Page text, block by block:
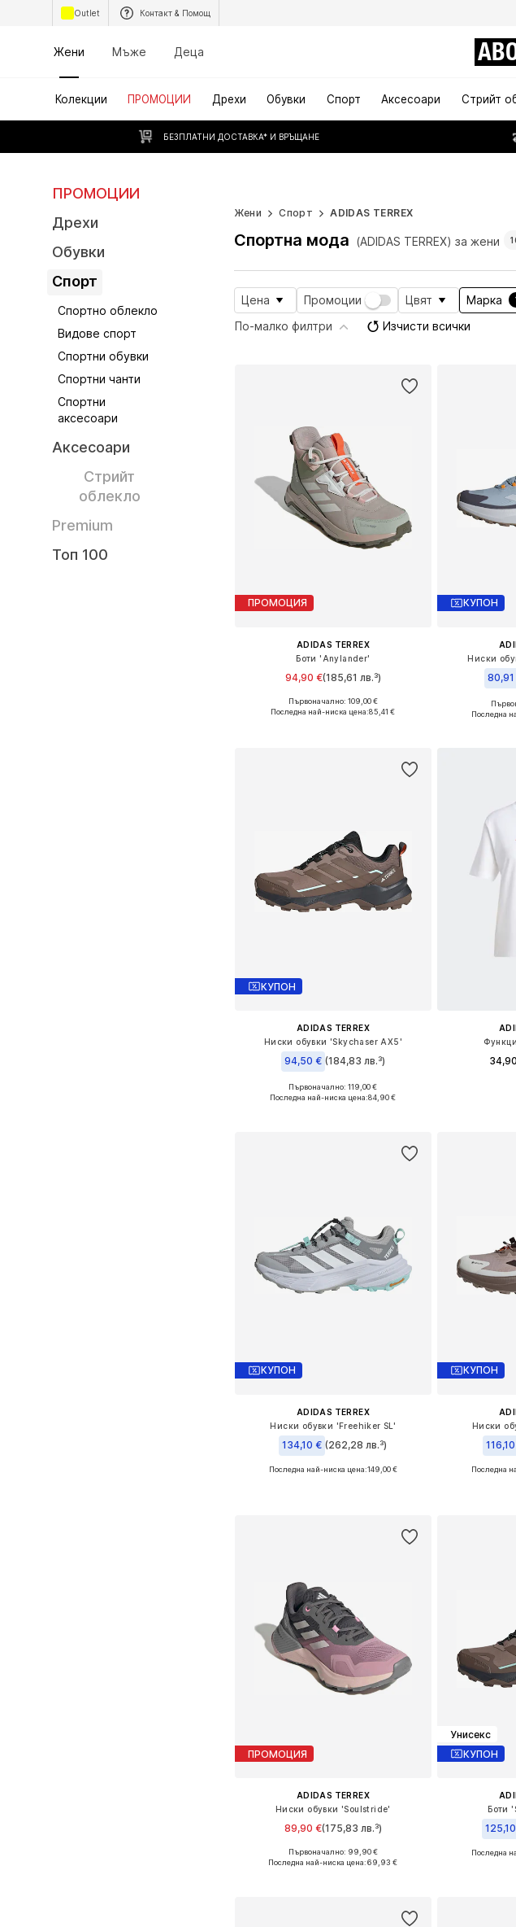
Outlet Контакт & Помощ
Жени Мъже Деца
Колекции ПРОМОЦИИ Дрехи Обувки Спорт Аксесоари Стрийт
БЕЗПЛАТНИ ДОСТАВКА* И ВРЪЩАНЕ
ПРОМОЦИИ
Дрехи
Обувки
Спорт
Спортно облекло
Видове спорт
Спортни обувки
Спортни чанти
Спортни
аксесоари
Аксесоари
Стрийт
облекло
Premium
Топ 100
Жени
Спорт ADIDAS TERREX
Спортна мода (ADIDAS TERREX) за жени
Цена Промоции Цвят Марка 1
По-малко филтри
Изчисти всички
ПРОМОЦИЯ
ADIDAS TERREX
Боти 'Anylander'
94,90 €(185,61 лв.³)
Предлага се в много размери
Първоначално: 109,00 €
Последна най-ниска цена:85,41 €
КУПОН
Ниски
Последна
КУПОН
ADIDAS TERREX
Ниски обувки 'Skychaser AX5'
94,50 € (184,83 лв.³)
+2
Предлага се в много размери
Първоначално: 119,00 €
Последна най-ниска цена:84,90 €
КУПОН
ADIDAS TERREX
Ниски обувки 'Freehiker SL'
134,10 € (262,28 лв.³)
Предлага се в много размери
Последна най-ниска цена:149,00 €
КУПОН
Ниски
Последна
ПРОМОЦИЯ
ADIDAS TERREX
Ниски обувки 'Soulstride'
89,90 €(175,83 лв.³)
Предлага се в много размери
Първоначално: 99,90 €
Последна най-ниска цена:69,93 €
Унисекс
КУПОН
Боти
Последна